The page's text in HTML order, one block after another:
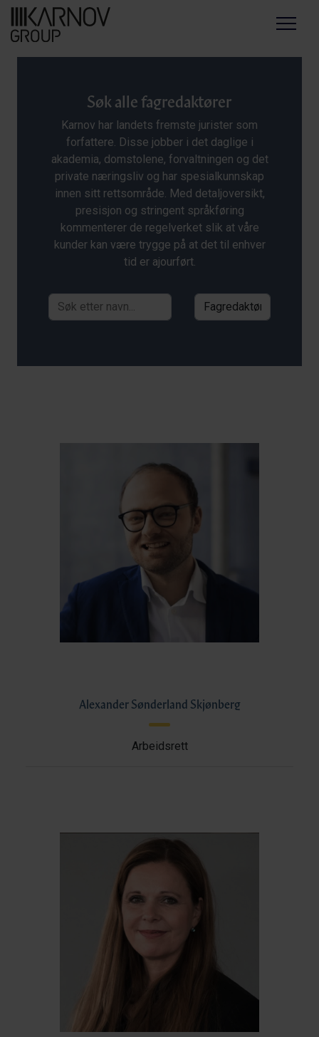
Menu
Søk alle fagredaktører
Karnov har landets fremste jurister som
forfattere. Disse jobber i det daglige i
akademia, domstolene, forvaltningen og det
private næringsliv og har spesialkunnskap
innen sitt rettsområde. Med detaljoversikt,
presisjon og stringent språkføring
kommenterer de regelverket slik at våre
kunder kan være trygge på at det til enhver
tid er ajourført.
Alexander Sønderland Skjønberg
Arbeidsrett